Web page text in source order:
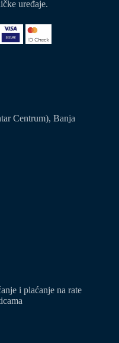
uređaje.
Centrum), Banja
i plaćanje na rate